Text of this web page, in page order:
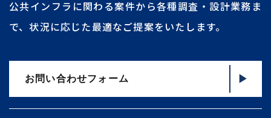
公共インフラに関わる案件から各種調査・設計業務ま
で、状況に応じた最適なご提案をいたします。
お問い合わせフォーム